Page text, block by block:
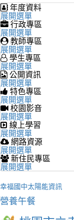
年度資料
展開選單
行政專區
展開選單
教師專區
展開選單
學生專區
展開選單
公開資訊
展開選單
特色專區
展開選單
校園影音
展開選單
線上學習
展開選單
網路資源
展開選單
新住民專區
展開選單
幸福國中太陽能資訊
營養午餐